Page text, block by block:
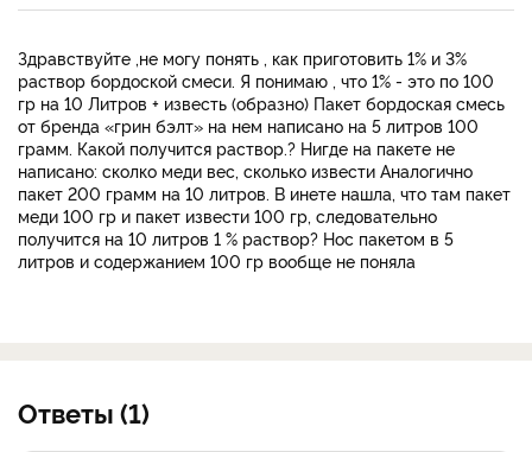
Здравствуйте ,не могу понять , как приготовить 1% и 3%
раствор бордоской смеси. Я понимаю , что 1% - это по 100
гр на 10 Литров + известь (образно) Пакет бордоская смесь
от бренда «грин бэлт» на нем написано на 5 литров 100
грамм. Какой получится раствор.? Нигде на пакете не
написано: сколко меди вес, сколько извести Аналогично
пакет 200 грамм на 10 литров. В инете нашла, что там пакет
меди 100 гр и пакет извести 100 гр, следовательно
получится на 10 литров 1 % раствор? Нос пакетом в 5
литров и содержанием 100 гр вообще не поняла
Ответы (1)